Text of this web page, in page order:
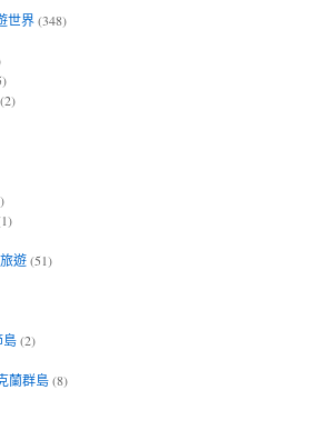
世界(348)
(2)
遊(51)
島(2)
蘭群島(8)